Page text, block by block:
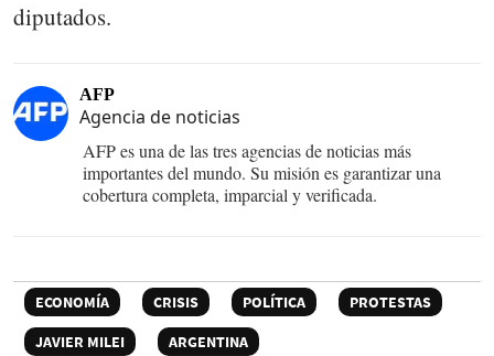
diputados.
AFP
Agencia de noticias
AFP es una de las tres agencias de noticias más
importantes del mundo. Su misión es garantizar una
cobertura completa, imparcial y verificada.
ECONOMÍA CRISIS POLÍTICA
PROTESTAS
JAVIER MILEI
ARGENTINA